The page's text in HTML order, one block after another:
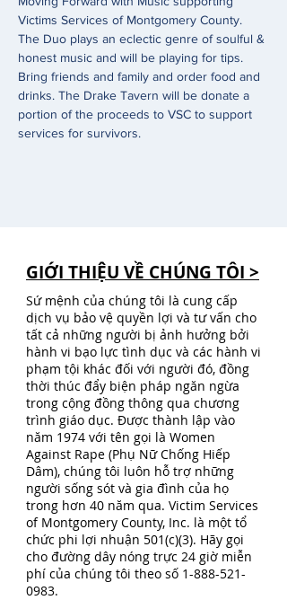
Victims Services of Montgomery County.
The Duo plays an eclectic genre of soulful &
honest music and will be playing for tips.
Bring friends and family and order food and
drinks. The Drake Tavern will be donate a
portion of the proceeds to VSC to support
services for survivors.
GIỚI THIỆU VỀ CHÚNG TÔI >
Sứ mệnh của chúng tôi là cung cấp
dịch vụ bảo vệ quyền lợi và tư vấn cho
tất cả những người bị ảnh hưởng bởi
hành vi bạo lực tình dục và các hành vi
phạm tội khác đối với người đó, đồng
thời thúc đẩy biện pháp ngăn ngừa
trong cộng đồng thông qua chương
trình giáo dục. Được thành lập vào
năm 1974 với tên gọi là Women
Against Rape (Phụ Nữ Chống Hiếp
Dâm), chúng tôi luôn hỗ trợ những
người sống sót và gia đình của họ
trong hơn 40 năm qua. Victim Services
of Montgomery County, Inc. là một tổ
chức phi lợi nhuận 501(c)(3). Hãy gọi
cho đường dây nóng trực 24 giờ miễn
phí của chúng tôi theo số 1-888-521-
0983.